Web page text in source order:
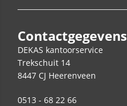
Contactgegevens
DEKAS kantoorservice
Trekschuit 14
8447 CJ Heerenveen
0513 - 68 22 66